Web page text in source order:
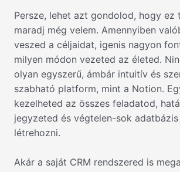
Persze, lehet azt gondolod, hogy ez
maradj még velem. Amennyiben
veszed a céljaidat, igenis nagyon
milyen módon vezeted az életed.
olyan egyszerű, ámbár intuitív és
szabható platform, mint a Notion.
kezelheted az összes feladatod,
jegyzeted és végtelen-sok
létrehozni.
Akár a saját CRM rendszered is